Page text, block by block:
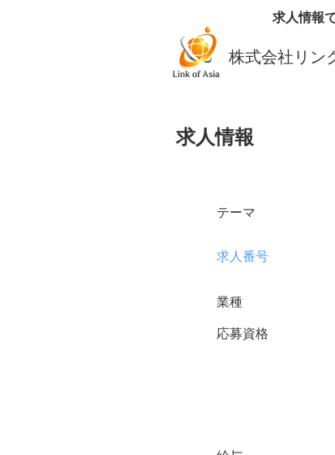
求人情報
株式会社リン
求人情報
テーマ
求人番号
業種
応募資格